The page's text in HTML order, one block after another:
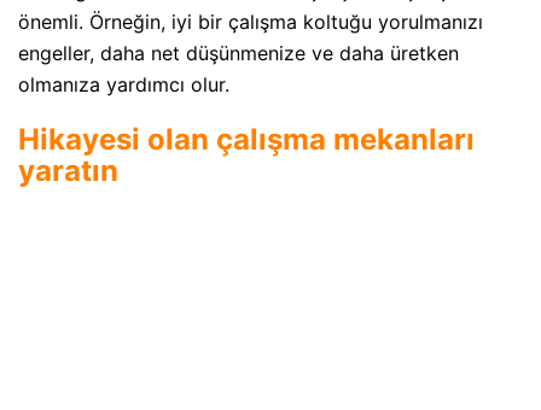
önemli. Örneğin, iyi bir çalışma koltuğu yorulmanızı
engeller, daha net düşünmenize ve daha üretken
olmanıza yardımcı olur.
Hikayesi olan çalışma mekanları
yaratın